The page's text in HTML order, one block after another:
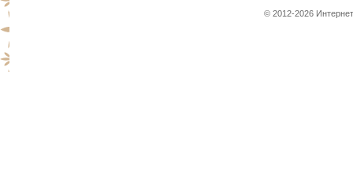
© 2012-2026